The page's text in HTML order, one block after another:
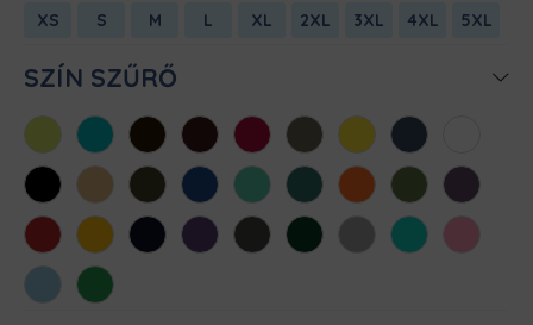
XS S M L XL 2XL 3XL 4XL 5XL
SZÍN SZŰRŐ
AlmazöldAtollkékBarnaBordóChili Cink Citromsárga
Denim
FeketeHomokKhaki KirálykékMentaMéregzöld
NarancsOliva Padlizsán
Piros SárgaSötétkékSötétlilaSötétszürke
SötétzöldSportszürke
Türkiz
Világos
rózsaszín
Világoskék
Zöld